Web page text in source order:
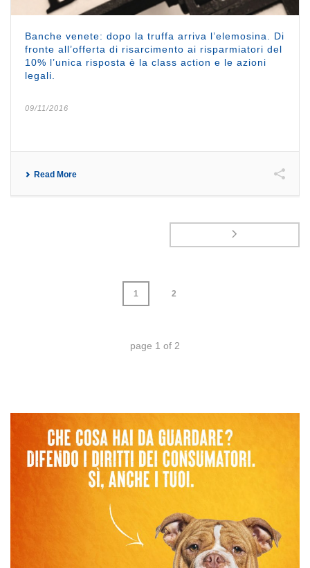
Banche venete: dopo la truffa arriva l’elemosina. Di
fronte all’offerta di risarcimento ai risparmiatori del
10% l’unica risposta è la class action e le azioni
legali.
09/11/2016
Read More
1 2
page 1 of 2